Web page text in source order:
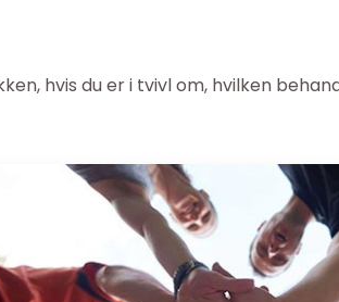
hvis du er i tvivl om, hvilken